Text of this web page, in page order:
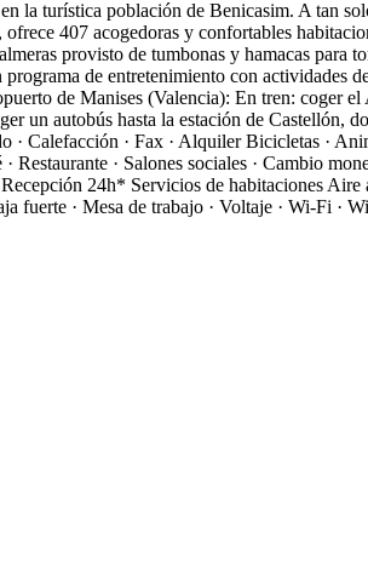
la turística población de Benicasim. A tan
407 acogedoras y confortables
provisto de tumbonas y hamacas para
de entretenimiento con actividades
de Manises (Valencia): En tren: coger
un autobús hasta la estación de Castellón,
· Calefacción · Fax · Alquiler Bicicletas ·
· Salones sociales · Cambio
24h* Servicios de habitaciones Aire
fuerte · Mesa de trabajo · Voltaje · Wi-Fi ·